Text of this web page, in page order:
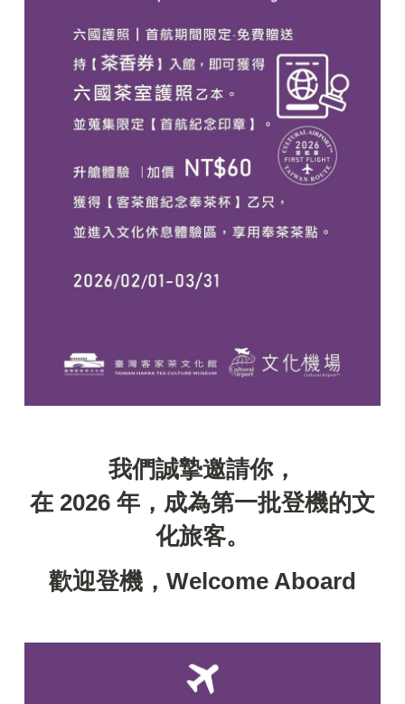
我們誠摯邀請你，
在 2026 年，成為第一批登機的文
化旅客。
歡迎登機，Welcome Aboard